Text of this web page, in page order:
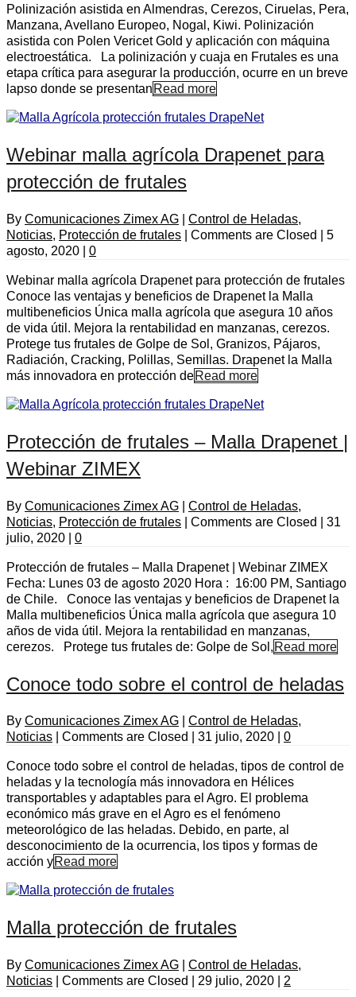
Polinización asistida en Almendras, Cerezos, Ciruelas, Pera,
Manzana, Avellano Europeo, Nogal, Kiwi. Polinización
asistida con Polen Vericet Gold y aplicación con máquina
electroestática. La polinización y cuaja en Frutales es una
etapa crítica para asegurar la producción, ocurre en un breve
lapso donde se presentan Read more
Webinar malla agrícola Drapenet para
protección de frutales
By Comunicaciones Zimex AG Control de Heladas,
Noticias, Protección de frutales Comments are Closed
5
agosto, 2020
0
Webinar malla agrícola Drapenet para protección de frutales
Conoce las ventajas y beneficios de Drapenet la Malla
multibeneficios Única malla agrícola que asegura 10 años
de vida útil. Mejora la rentabilidad en manzanas, cerezos.
Protege tus frutales de Golpe de Sol, Granizos, Pájaros,
Radiación, Cracking, Polillas, Semillas. Drapenet la Malla
más innovadora en protección deRead more
Protección de frutales – Malla Drapenet |
Webinar ZIMEX
By Comunicaciones Zimex AG Control de Heladas,
Noticias, Protección de frutales Comments are Closed
31
julio, 2020
0
Protección de frutales – Malla Drapenet | Webinar ZIMEX
Fecha: Lunes 03 de agosto 2020 Hora : 16:00 PM, Santiago
de Chile. Conoce las ventajas y beneficios de Drapenet la
Malla multibeneficios Única malla agrícola que asegura 10
años de vida útil. Mejora la rentabilidad en manzanas,
cerezos. Protege tus frutales de: Golpe de Sol, Read more
Conoce todo sobre el control de heladas
By Comunicaciones Zimex AG Control de Heladas,
Noticias
Comments are Closed 31 julio, 2020 0
Conoce todo sobre el control de heladas, tipos de control de
heladas y la tecnología más innovadora en Hélices
transportables y adaptables para el Agro. El problema
económico más grave en el Agro es el fenómeno
meteorológico de las heladas. Debido, en parte, al
desconocimiento de la ocurrencia, los tipos y formas de
acción yRead more
Malla protección de frutales
By Comunicaciones Zimex AG Control de Heladas,
Noticias
Comments are Closed 29 julio, 2020 2